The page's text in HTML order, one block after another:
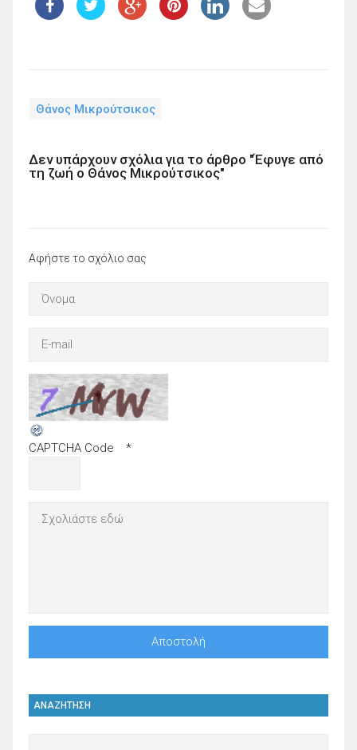
Θάνος Μικρούτσικος
Δεν υπάρχουν σχόλια για το άρθρο "Έφυγε από
τη ζωή ο Θάνος Μικρούτσικος"
Αφήστε το σχόλιο σας
CAPTCHA Code *
ΑΝΑΖΗΤΗΣΗ